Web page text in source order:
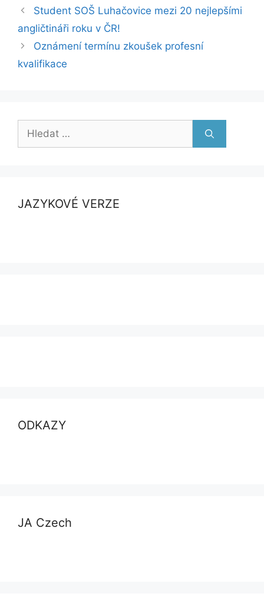
Student SOŠ Luhačovice mezi 20 nejlepšími
angličtináři roku v ČR!
Oznámení termínu zkoušek profesní
kvalifikace
Hledat:
JAZYKOVÉ VERZE
ODKAZY
JA Czech